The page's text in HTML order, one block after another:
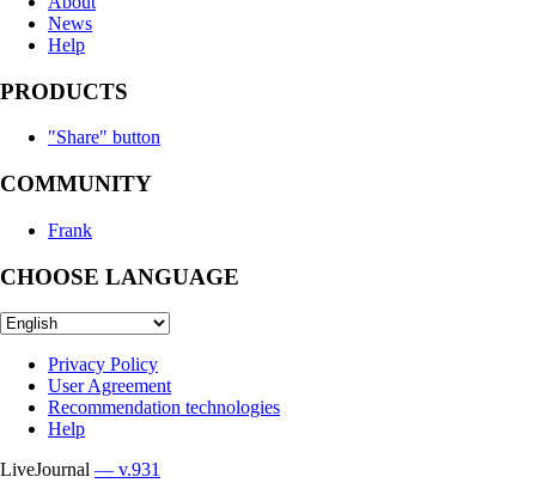
News
Help
PRODUCTS
"Share" button
COMMUNITY
Frank
CHOOSE LANGUAGE
Privacy Policy
User Agreement
Recommendation technologies
Help
LiveJournal — v.931